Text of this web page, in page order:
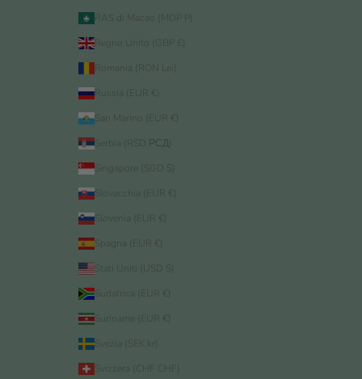
RAS di Macao (MOP P)
Regno Unito (GBP £)
Romania (RON Lei)
San Marino (EUR €)
Serbia (RSD РСД)
Singapore (SGD $)
Slovacchia (EUR €)
Slovenia (EUR €)
Spagna (EUR €)
Stati Uniti (USD $)
Sudafrica (EUR €)
Suriname (EUR €)
Svezia (SEK kr)
Svizzera (CHF CHF)